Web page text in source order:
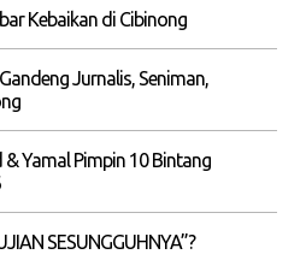
Kebaikan di Cibinong
Jurnalis, Seniman,
& Yamal Pimpin 10 Bintang
SESUNGGUHNYA”?